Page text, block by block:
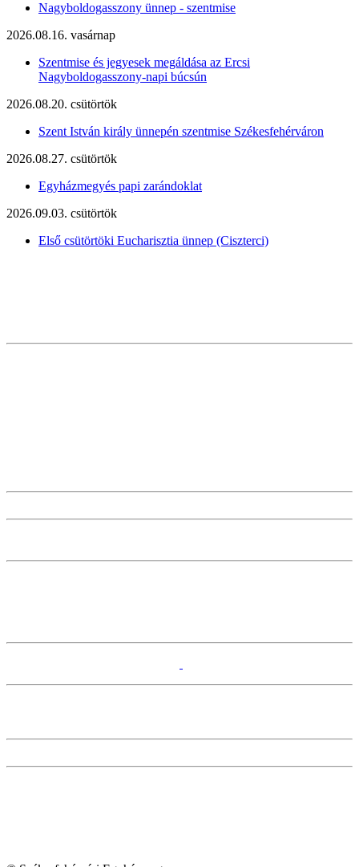
Nagyboldogasszony ünnep - szentmise
2026.08.16. vasárnap
Szentmise és jegyesek megáldása az Ercsi
Nagyboldogasszony-napi búcsún
2026.08.20. csütörtök
Szent István király ünnepén szentmise Székesfehérváron
2026.08.27. csütörtök
Egyházmegyés papi zarándoklat
2026.09.03. csütörtök
Első csütörtöki Eucharisztia ünnep (Ciszterci)